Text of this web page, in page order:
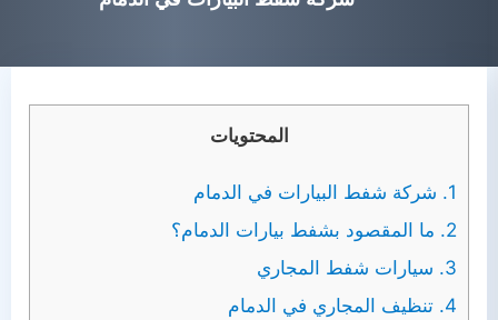
المحتويات
1. شركة شفط البيارات في الدمام
2. ما المقصود بشفط بيارات الدمام؟
3. سيارات شفط المجاري
4. تنظيف المجاري في الدمام